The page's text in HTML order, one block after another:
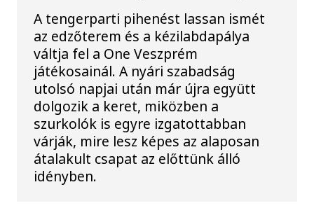
A tengerparti pihenést lassan ismét
az edzőterem és a kézilabdapálya
váltja fel a One Veszprém
játékosainál. A nyári szabadság
utolsó napjai után már újra együtt
dolgozik a keret, miközben a
szurkolók is egyre izgatottabban
várják, mire lesz képes az alaposan
átalakult csapat az előttünk álló
idényben.